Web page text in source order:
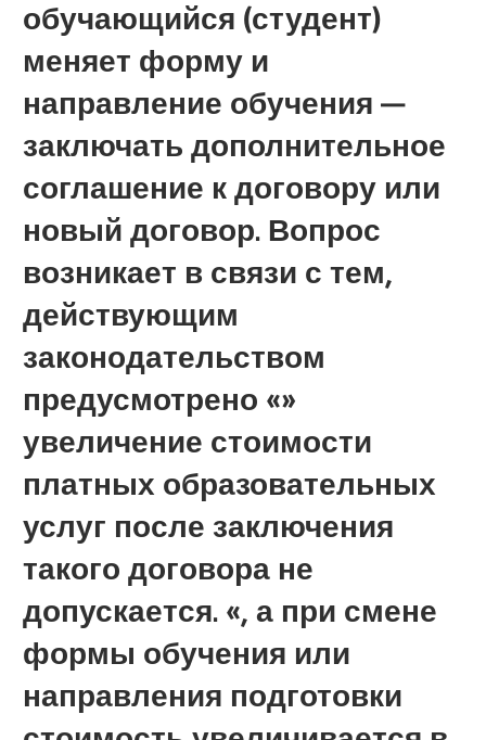
обучающийся (студент)
меняет форму и
направление обучения —
заключать дополнительное
соглашение к договору или
новый договор. Вопрос
возникает в связи с тем,
действующим
законодательством
предусмотрено «»
увеличение стоимости
платных образовательных
услуг после заключения
такого договора не
допускается. «, а при смене
формы обучения или
направления подготовки